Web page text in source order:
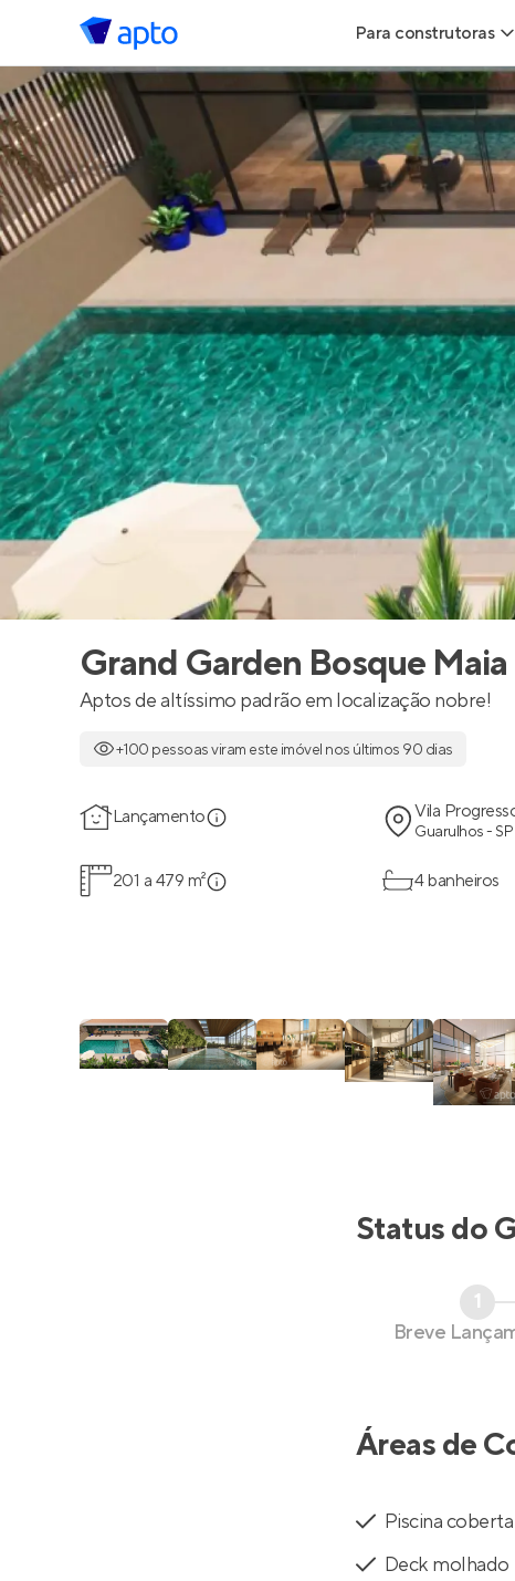
Para construtoras
Geração de
Geração de
Geração de
Parcerias
Anunciar
Grand Garden Bosque Maia
Aptos de altíssimo padrão em localização nobre!
+100 pessoas viram este imóvel nos últimos 90 dias
Lançamento Vila
Guarulhos - SP
201 a 479 m² 4 banheiros
Status do
1
Breve
Áreas de
Piscina coberta
Deck molhado